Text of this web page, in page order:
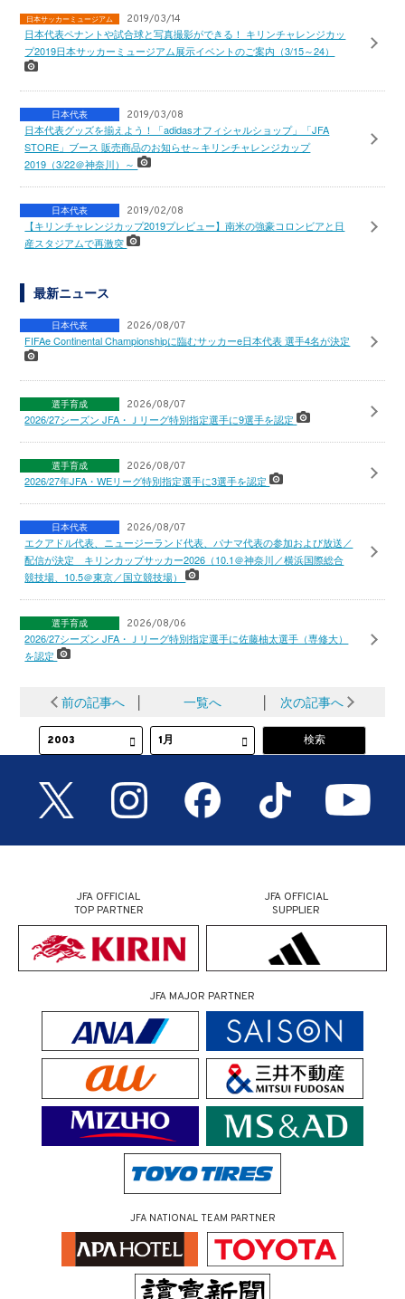
日本サッカーミュージアム 2019/03/14
日本代表ペナントや試合球と写真撮影ができる！ キリンチャレンジカッ
プ2019日本サッカーミュージアム展示イベントのご案内（3/15～24）
日本代表 2019/03/08
日本代表グッズを揃えよう！「adidasオフィシャルショップ」「JFA
STORE」ブース 販売商品のお知らせ～キリンチャレンジカップ
2019（3/22＠神奈川）～
日本代表 2019/02/08
【キリンチャレンジカップ2019プレビュー】南米の強豪コロンビアと日
産スタジアムで再激突
最新ニュース
日本代表 2026/08/07
FIFAe Continental Championshipに臨むサッカーe日本代表 選手4名が決定
選手育成 2026/08/07
2026/27シーズン JFA・Ｊリーグ特別指定選手に9選手を認定
選手育成 2026/08/07
2026/27年JFA・WEリーグ特別指定選手に3選手を認定
日本代表 2026/08/07
エクアドル代表、ニュージーランド代表、パナマ代表の参加および放送／
配信が決定 キリンカップサッカー2026（10.1＠神奈川／横浜国際総合
競技場、10.5＠東京／国立競技場）
選手育成 2026/08/06
2026/27シーズン JFA・Ｊリーグ特別指定選手に佐藤柚太選手（専修大）
を認定
前の記事へ │ 一覧へ │ 次の記事へ
JFA OFFICIAL
TOP PARTNER
JFA OFFICIAL
SUPPLIER
JFA MAJOR PARTNER
JFA NATIONAL TEAM PARTNER